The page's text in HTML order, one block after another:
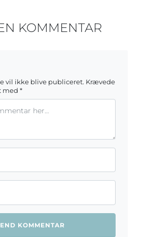
KOMMENTAR
vil ikke blive publiceret. Krævede
med *